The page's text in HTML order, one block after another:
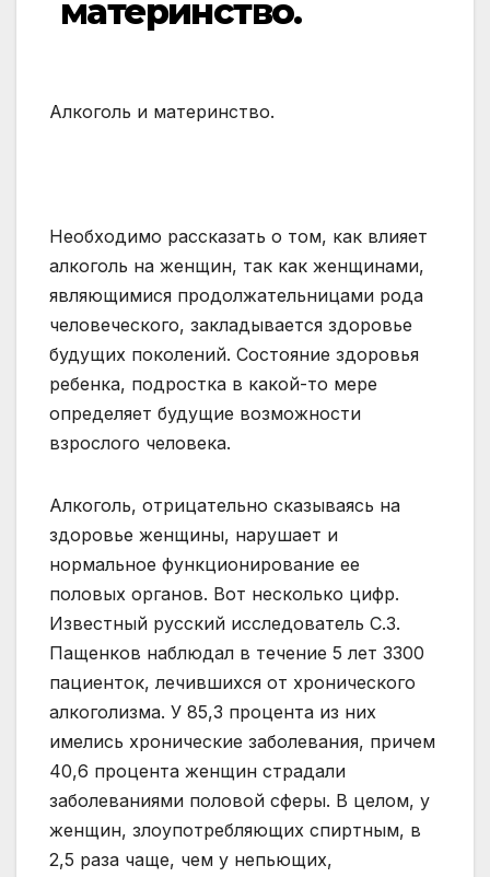
материнство.
Алкоголь и материнство.
Необходимо рассказать о том, как влияет
алкоголь на женщин, так как женщинами,
являющимися продолжательницами рода
человеческого, закладывается здоровье
будущих поколений. Состояние здоровья
ребенка, подростка в какой-то мере
определяет будущие возможности
взрослого человека.
Алкоголь, отрицательно сказываясь на
здоровье женщины, нарушает и
нормальное функционирование ее
половых органов. Вот несколько цифр.
Известный русский исследователь С.З.
Пащенков наблюдал в течение 5 лет 3300
пациенток, лечившихся от хронического
алкоголизма. У 85,3 процента из них
имелись хронические заболевания, причем
40,6 процента женщин страдали
заболеваниями половой сферы. В целом, у
женщин, злоупотребляющих спиртным, в
2,5 раза чаще, чем у непьющих,